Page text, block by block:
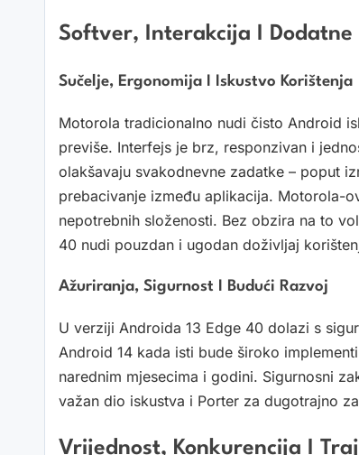
Softver, Interakcija I Dodatne
Sučelje, Ergonomija I Iskustvo Korištenja
Motorola tradicionalno nudi čisto Android
previše. Interfejs je brz, responzivan i
olakšavaju svakodnevne zadatke – poput
prebacivanje između aplikacija. Motorola-
nepotrebnih složenosti. Bez obzira na to
40 nudi pouzdan i ugodan doživljaj
Ažuriranja, Sigurnost I Budući Razvoj
U verziji Androida 13 Edge 40 dolazi s
Android 14 kada isti bude široko
narednim mjesecima i godini. Sigurnosni
važan dio iskustva i Porter za dugotrajno
Vrijednost, Konkurencija I